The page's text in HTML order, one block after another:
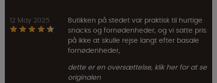
12 May 2025
Butikken på stedet var praktisk til hurtige
snacks og fornødenheder, og vi satte pris
på ikke at skulle rejse langt efter basale
fornødenheder,
dette er en oversættelse, klik her for at se
originalen